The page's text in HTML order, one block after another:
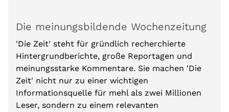
Die meinungsbildende Wochenzeitung
'Die Zeit' steht für gründlich recherchierte
Hintergrundberichte, große Reportagen und
meinungsstarke Kommentare. Sie machen 'Die
Zeit' nicht nur zu einer wichtigen
Informationsquelle für mehl als zwei Millionen
Leser, sondern zu einem relevanten